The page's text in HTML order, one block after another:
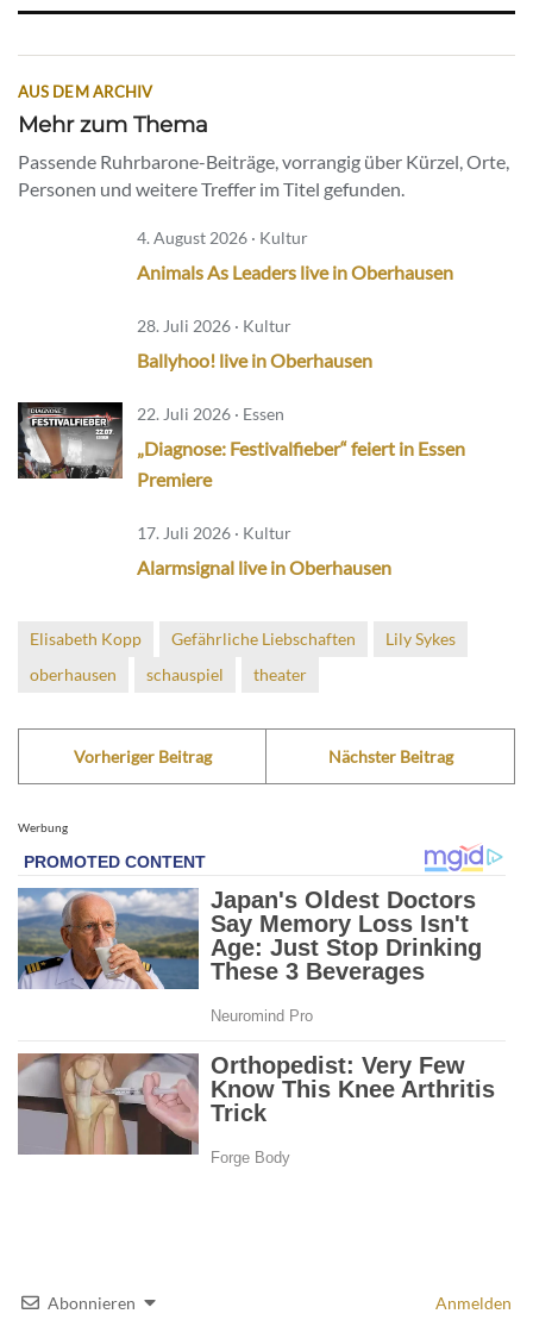
AUS DEM ARCHIV
Mehr zum Thema
Passende Ruhrbarone-Beiträge, vorrangig über Kürzel, Orte,
Personen und weitere Treffer im Titel gefunden.
4. August 2026 · Kultur
Animals As Leaders live in Oberhausen
28. Juli 2026 · Kultur
Ballyhoo! live in Oberhausen
22. Juli 2026 · Essen
„Diagnose: Festivalfieber“ feiert in Essen
Premiere
17. Juli 2026 · Kultur
Alarmsignal live in Oberhausen
Elisabeth Kopp Gefährliche Liebschaften
Lily Sykes
oberhausen
schauspiel theater
Vorheriger Beitrag Nächster Beitrag
Werbung
Abonnieren Anmelden